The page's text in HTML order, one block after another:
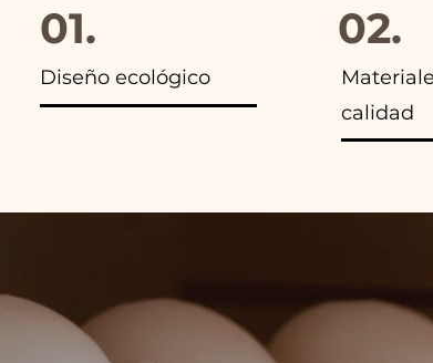
01.
Diseño ecológico
02.
calidad